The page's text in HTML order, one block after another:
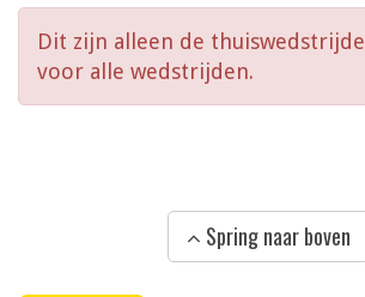
Dit zijn alleen de
voor alle wedstrijden.
Spring naar boven